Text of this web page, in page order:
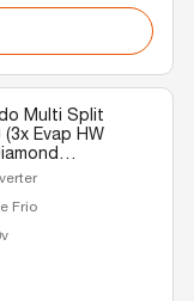
Multi Split
Evap HW
220v
Frio